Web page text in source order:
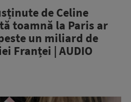
de Celine
toamnă la Paris ar
un miliard de
Franței | AUDIO